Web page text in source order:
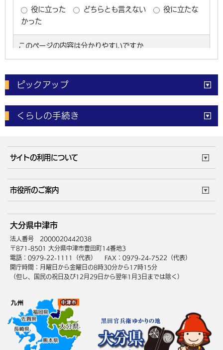
ピックアップ
電子申請 窓口の混雑状況
体育施設予約状況 ご意見・ご要望
くらしの手続き
成人・仕事
住まい・引越 ごみ・環境
健康・医療 障がい・福祉
高齢・介護
サイトの利用について
サイトマップ
市役所のご案内
庁舎地図 組織案内
中津市へのアクセス
大分県中津市
法人番号 2000020442038
〒871-8501 大分県中津市豊田町14番地3
電話：0979-22-1111（代表）
FAX：0979-24-7522（代表）
開庁時間：月曜日から金曜日の8時30分から17時15分
（但し、国民の祝日及び12月29日から翌年1月3日までは除く）